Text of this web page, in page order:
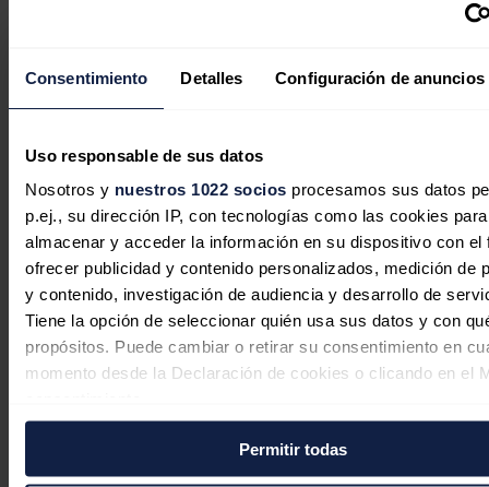
Consentimiento Detalles Configuración de anuncios
Uso responsable de sus datos
Nosotros y nuestros 1022 socios procesamos sus datos
p.ej., su dirección IP, con tecnologías como las cookies para
almacenar y acceder la información en su dispositivo con el
ofrecer publicidad y contenido personalizados, medición de
y contenido, investigación de audiencia y desarrollo de
Tiene la opción de seleccionar quién usa sus datos y con
propósitos. Puede cambiar o retirar su consentimiento en
momento desde la Declaración de cookies o clicando en el
Si lo permite, también quisiéramos:
Recopilar información sobre su ubicación geográfica
Permitir todas
Rusia acusa a Ucrania de intentar
atacar la central nuclear de Zaporiyia
con drones
Redacción30/07/2026